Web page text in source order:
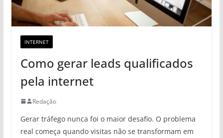
INTERNET
Como gerar leads qualificados
pela internet
Redação
Gerar tráfego nunca foi o maior desafio. O problema
real começa quando visitas não se transformam em